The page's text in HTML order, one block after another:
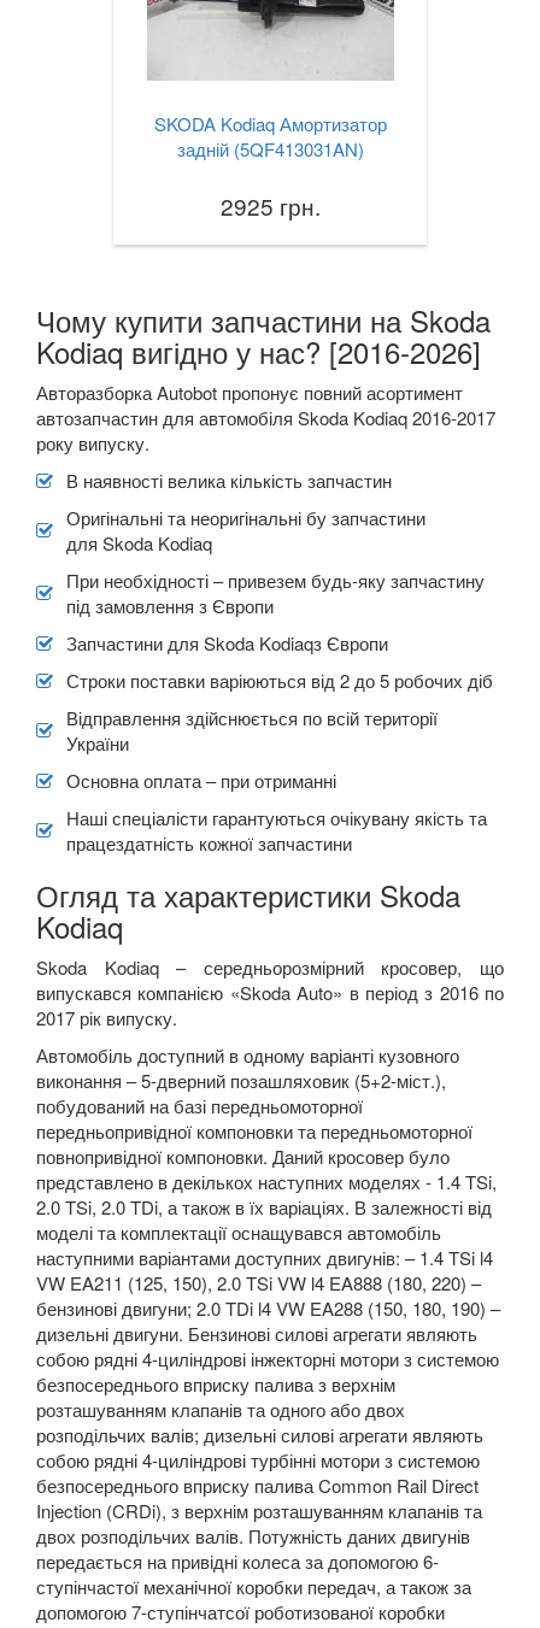
SKODA Kodiaq Амортизатор
задній (5QF413031AN)
2925 грн.
Чому купити запчастини на Skoda
Kodiaq вигідно у нас? [2016-2026]
Авторазборка Autobot пропонує повний асортимент
автозапчастин для автомобіля Skoda Kodiaq 2016-2017
року випуску.
В наявності велика кількість запчастин
Оригінальні та неоригінальні бу запчастини
для Skoda Kodiaq
При необхідності – привезем будь-яку запчастину
під замовлення з Європи
Запчастини для Skoda Kodiaqз Європи
Строки поставки варіюються від 2 до 5 робочих діб
Відправлення здійснюється по всій території
України
Основна оплата – при отриманні
Наші спеціалісти гарантуються очікувану якість та
працездатність кожної запчастини
Огляд та характеристики Skoda
Kodiaq
Skoda Kodiaq– середньорозмірний кросовер, що
випускався компанією «Skoda Auto» в період з 2016 по
2017 рік випуску.
Автомобіль доступний в одному варіанті кузовного
виконання – 5-дверний позашляховик (5+2-міст.),
побудований на базі передньомоторної
передньопривідної компоновки та передньомоторної
повнопривідної компоновки. Даний кросовер було
представлено в декількох наступних моделях - 1.4TSi,
2.0TSi, 2.0TDi, а також в їх варіаціях. В залежності від
моделі та комплектації оснащувався автомобіль
наступними варіантами доступних двигунів: – 1.4TSi l4
VW EA211 (125, 150), 2.0TSiVW l4 EA888 (180, 220) –
бензинові двигуни; 2.0TDi l4VW EA288 (150, 180, 190) –
дизельні двигуни. Бензинові силові агрегати являють
собою рядні 4-циліндрові інжекторні мотори з системою
безпосереднього вприску палива з верхнім
розташуванням клапанів та одного або двох
розподільчих валів; дизельні силові агрегати являють
собою рядні 4-циліндрові турбінні мотори з системою
безпосереднього вприску паливаCommon Rail Direct
Injection (CRDi), з верхнім розташуванням клапанів та
двох розподільчих валів. Потужність даних двигунів
передається на привідні колеса за допомогою 6-
ступінчастої механічної коробки передач, а також за
допомогою 7-ступінчатсої роботизованої коробки